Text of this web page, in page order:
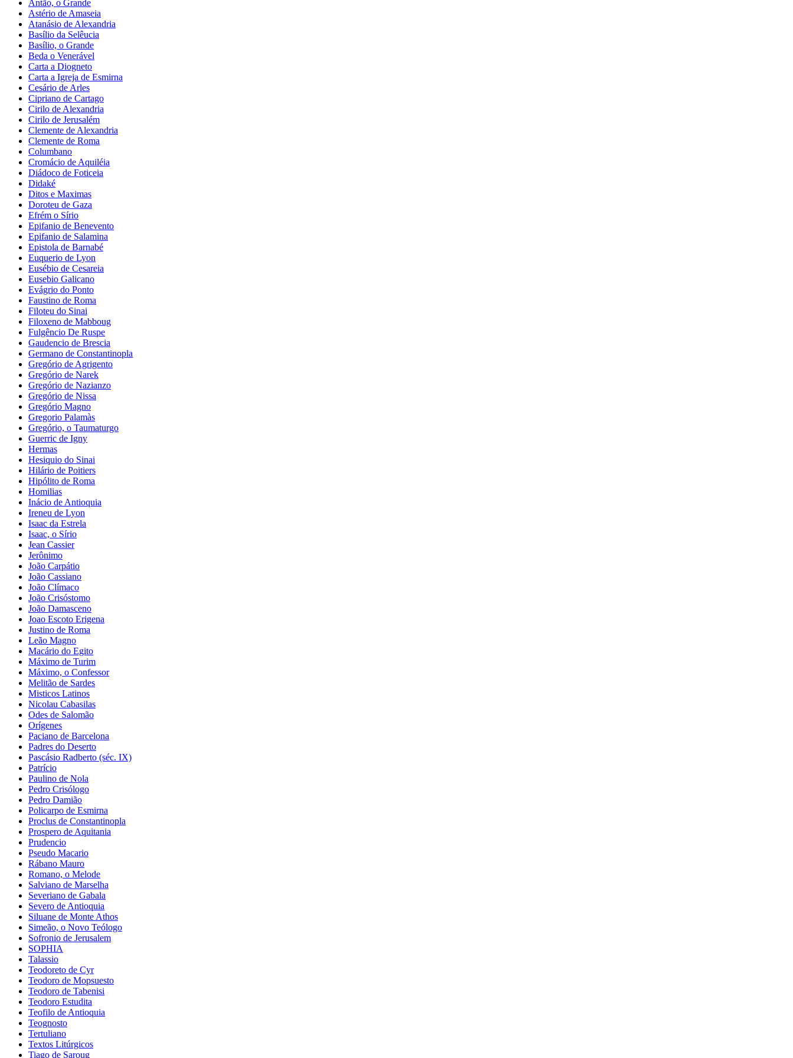
Antão, o Grande
Astério de Amaseia
Atanásio de Alexandria
Basílio da Selêucia
Basílio, o Grande
Beda o Venerável
Carta a Diogneto
Carta a Igreja de Esmirna
Cesário de Arles
Cipriano de Cartago
Cirilo de Alexandria
Cirilo de Jerusalém
Clemente de Alexandria
Clemente de Roma
Columbano
Cromácio de Aquiléia
Diádoco de Foticeia
Didaké
Ditos e Maximas
Doroteu de Gaza
Efrém o Sírio
Epifanio de Benevento
Epifanio de Salamina
Epistola de Barnabé
Euquerio de Lyon
Eusébio de Cesareia
Eusebio Galicano
Evágrio do Ponto
Faustino de Roma
Filoteu do Sinai
Filoxeno de Mabboug
Fulgêncio De Ruspe
Gaudencio de Brescia
Germano de Constantinopla
Gregório de Agrigento
Gregório de Narek
Gregório de Nazianzo
Gregório de Nissa
Gregório Magno
Gregorio Palamàs
Gregório, o Taumaturgo
Guerric de Igny
Hermas
Hesiquio do Sinai
Hilário de Poitiers
Hipólito de Roma
Homilias
Inácio de Antioquia
Ireneu de Lyon
Isaac da Estrela
Isaac, o Sírio
Jean Cassier
Jerônimo
João Carpátio
João Cassiano
João Clímaco
João Crisóstomo
João Damasceno
Joao Escoto Erigena
Justino de Roma
Leão Magno
Macário do Egito
Máximo de Turim
Máximo, o Confessor
Melitão de Sardes
Misticos Latinos
Nicolau Cabasilas
Odes de Salomão
Orígenes
Paciano de Barcelona
Padres do Deserto
Pascásio Radberto (séc. IX)
Patrício
Paulino de Nola
Pedro Crisólogo
Pedro Damião
Policarpo de Esmirna
Proclus de Constantinopla
Prospero de Aquitania
Prudencio
Pseudo Macario
Rábano Mauro
Romano, o Melode
Salviano de Marselha
Severiano de Gabala
Severo de Antioquia
Siluane de Monte Athos
Simeão, o Novo Teólogo
Sofronio de Jerusalem
SOPHIA
Talassio
Teodoreto de Cyr
Teodoro de Mopsuesto
Teodoro de Tabenisi
Teodoro Estudita
Teofilo de Antioquia
Teognosto
Tertuliano
Textos Litúrgicos
Tiago de Saroug